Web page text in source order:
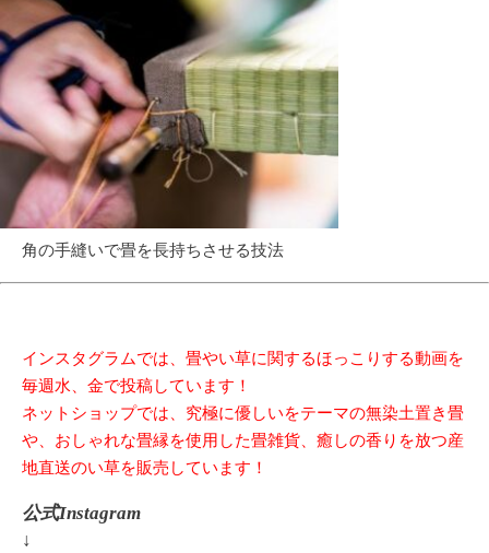
角の手縫いで畳を長持ちさせる技法
インスタグラムでは、畳やい草に関するほっこりする動画を
毎週水、金で投稿しています！
ネットショップでは、究極に優しいをテーマの無染土置き畳
や、おしゃれな畳縁を使用した畳雑貨、癒しの香りを放つ産
地直送のい草を販売しています！
公式Instagram
↓